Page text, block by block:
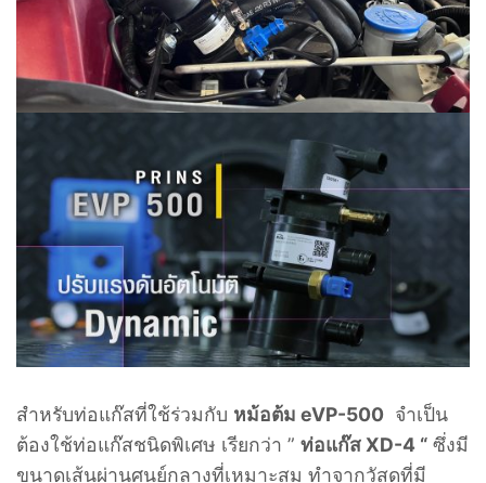
สำหรับท่อแก๊สที่ใช้ร่วมกับ หม้อต้ม eVP-500 จำเป็น
ต้องใช้ท่อแก๊สชนิดพิเศษ เรียกว่า ” ท่อแก๊ส XD-4 “ ซึ่งมี
ขนาดเส้นผ่านศูนย์กลางที่เหมาะสม ทำจากวัสดุที่มี